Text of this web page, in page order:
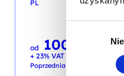
zgody
PL
od
Pierwotna
cena
wynosiła:
290,00 PLN.
100,00
Aktualna
cena
wynosi:
100,00 PLN.
+ 23% VAT (
Poprzednia najniższa cena: